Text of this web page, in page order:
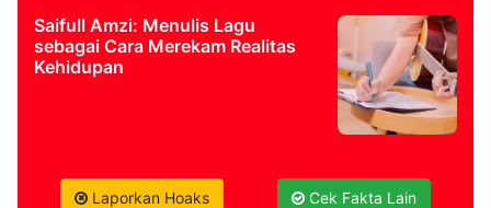
Saifull Amzi: Menulis Lagu
sebagai Cara Merekam Realitas
Kehidupan
Laporkan Hoaks Cek Fakta Lain